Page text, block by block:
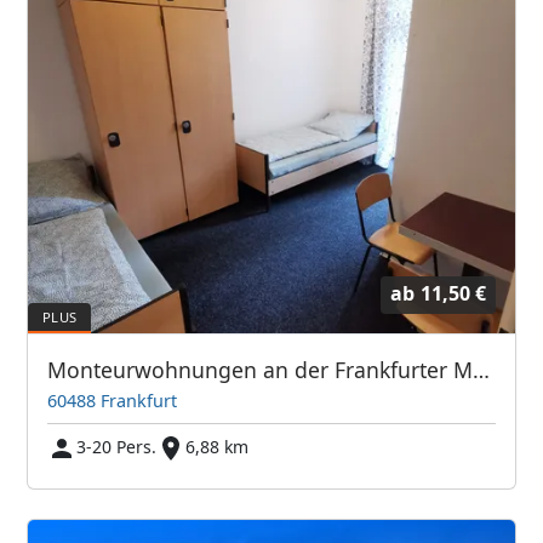
ab 11,50 €
Monteurwohnungen an der Frankfurter Messe / Hauptbahnhof
60488 Frankfurt
3-20 Pers.
6,88 km